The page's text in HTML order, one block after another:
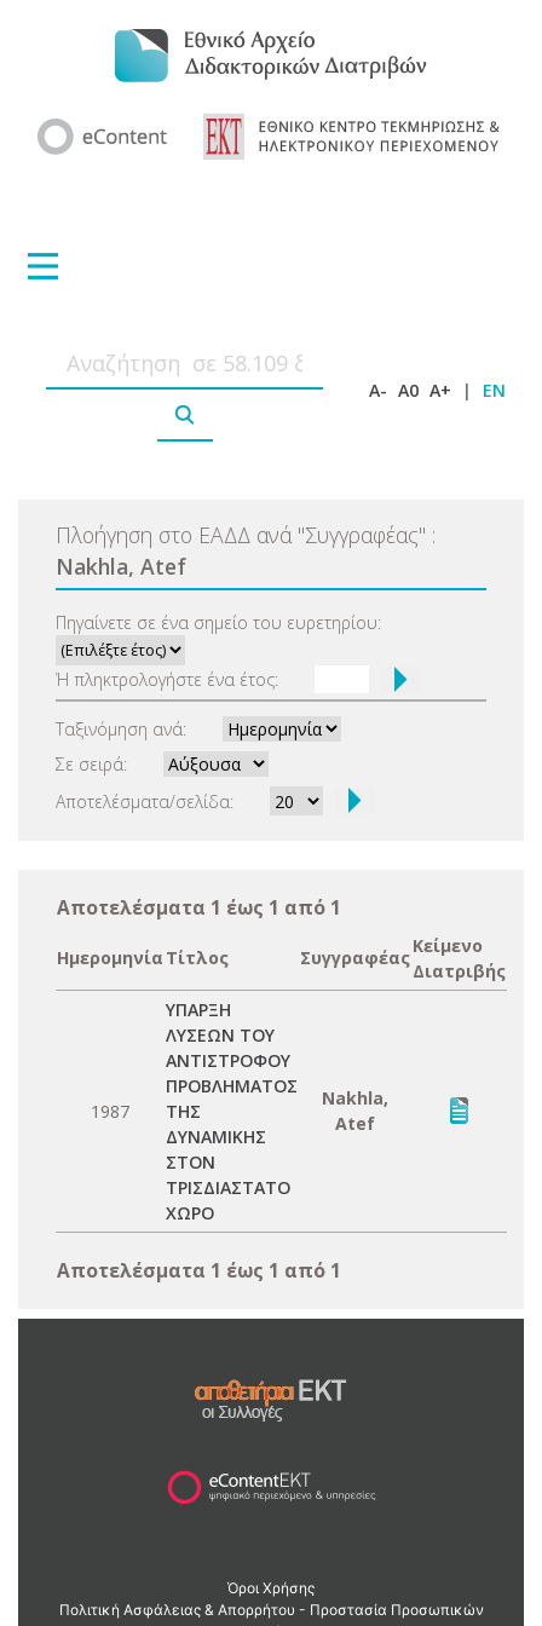
A- A0 A+ | EN
Πλοήγηση στο ΕΑΔΔ ανά "Συγγραφέας" :
Nakhla, Atef
Πηγαίνετε σε ένα σημείο του ευρετηρίου:
Ή πληκτρολογήστε ένα έτος:
Ταξινόμηση ανά:
Σε σειρά:
Αποτελέσματα/σελίδα:
Αποτελέσματα 1 έως 1 από 1
Ημερομηνία Τίτλος Συγγραφέας
Κείμενο
Διατριβής
1987
ΥΠΑΡΞΗ
ΛΥΣΕΩΝ ΤΟΥ
ΑΝΤΙΣΤΡΟΦΟΥ
ΠΡΟΒΛΗΜΑΤΟΣ
ΤΗΣ
ΔΥΝΑΜΙΚΗΣ
ΣΤΟΝ
ΤΡΙΣΔΙΑΣΤΑΤΟ
ΧΩΡΟ
Nakhla,
Atef
Αποτελέσματα 1 έως 1 από 1